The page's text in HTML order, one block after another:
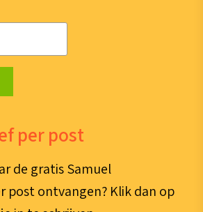
per post
de gratis Samuel
post ontvangen? Klik dan op